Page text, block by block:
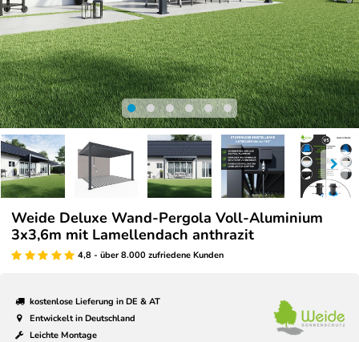
Weide Deluxe Wand-Pergola Voll-Aluminium
3x3,6m mit Lamellendach anthrazit
4,8 - über 8.000 zufriedene Kunden
kostenlose Lieferung in DE & AT
Entwickelt in Deutschland
Leichte Montage